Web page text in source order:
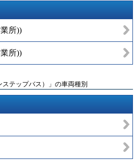
所))
所))
テップバス）」の車両種別